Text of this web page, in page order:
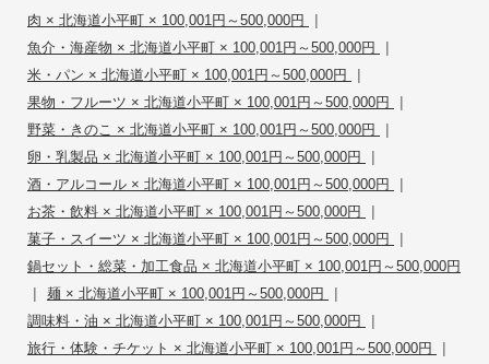
肉 × 北海道小平町 × 100,001円～500,000円 |
魚介・海産物 × 北海道小平町 × 100,001円～500,000円 |
米・パン × 北海道小平町 × 100,001円～500,000円 |
果物・フルーツ × 北海道小平町 × 100,001円～500,000円 |
野菜・きのこ × 北海道小平町 × 100,001円～500,000円 |
卵・乳製品 × 北海道小平町 × 100,001円～500,000円 |
酒・アルコール × 北海道小平町 × 100,001円～500,000円 |
お茶・飲料 × 北海道小平町 × 100,001円～500,000円 |
菓子・スイーツ × 北海道小平町 × 100,001円～500,000円 |
鍋セット・総菜・加工食品 × 北海道小平町 × 100,001円～500,000円
| 麺 × 北海道小平町 × 100,001円～500,000円 |
調味料・油 × 北海道小平町 × 100,001円～500,000円 |
旅行・体験・チケット × 北海道小平町 × 100,001円～500,000円 |